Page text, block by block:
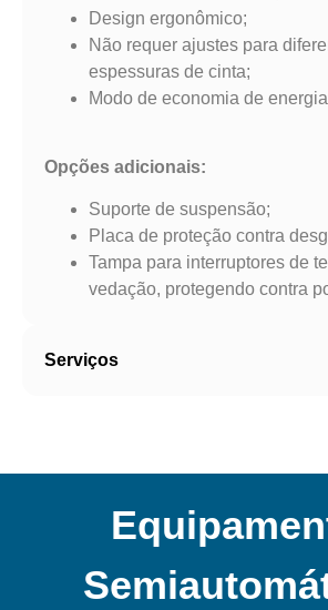
Design ergonômico;
Não requer ajustes para
espessuras de cinta;
Modo de economia de
Opções adicionais:
Suporte de suspensão;
Placa de proteção contra
Tampa para interruptores de
vedação, protegendo contra
Serviços